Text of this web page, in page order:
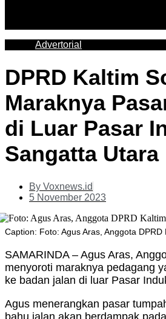
Advertorial
DPRD Kaltim
Maraknya
di Luar Pasar
Sangatta Utara
By Voxnews.id
5 November 2023
Caption: Foto: Agus Aras, Anggota DPRD
SAMARINDA – Agus Aras,
menyoroti maraknya pedagang
ke badan jalan di luar Pasar
Agus menerangkan pasar